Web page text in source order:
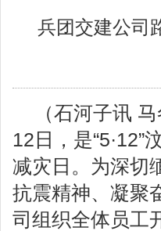
兵团交建公司
（石河子讯
12日，是
减灾日。为深切
抗震精神、凝聚
司组织全体员工